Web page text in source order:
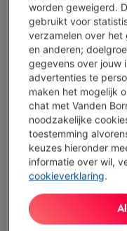
Vanden Borre
Verleng de levensduur
Dit product wordt10
Meer info
Troeven
Bestekschikking:
worden geweigerd.
gebruikt voor
verzamelen over
en anderen;
gegevens over jouw
advertenties te
maken het mogelijk
chat met Vanden
noodzakelijke
toestemming
keuzes hieronder
informatie over wil,
cookieverklaring.